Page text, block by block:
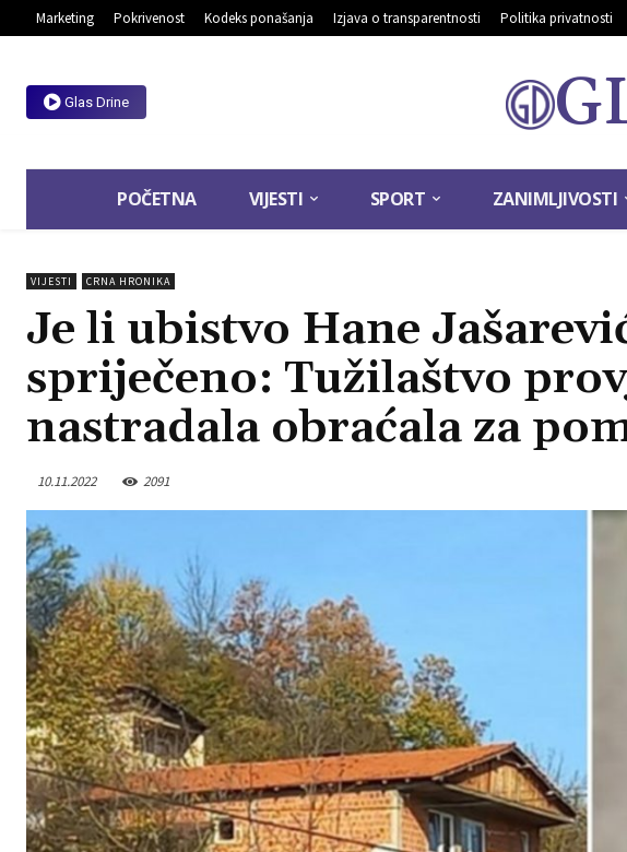
Marketing Pokrivenost Kodeks ponašanja Izjava o transparentnosti Politika privatnosti
Glas Drine
POČETNA VIJESTI SPORT ZANIMLJIVOSTI
VIJESTI CRNA HRONIKA
Je li ubistvo Hane
spriječeno: Tužilaštvo
nastradala obraćala za
10.11.2022 2091